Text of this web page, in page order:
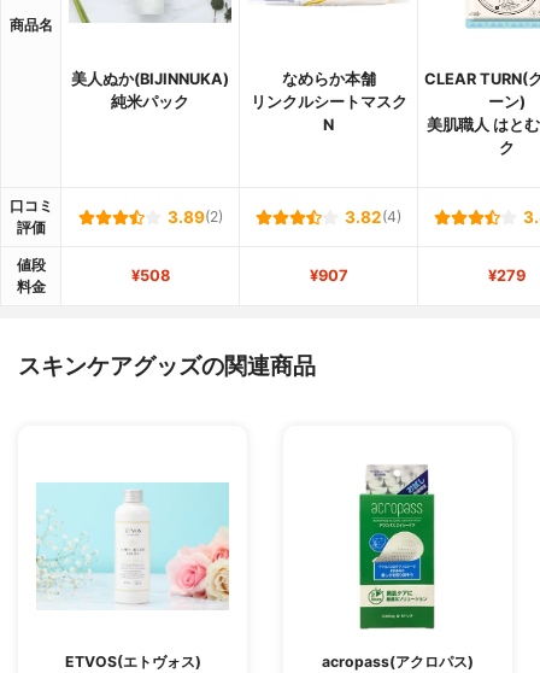
商品名
美人ぬか(BIJINNUKA)
純米パック
なめらか本舗
リンクルシートマスク
N
CLEAR TURN(
ーン)
美肌職人 はと
ク
口コミ
評価
3.89(2) 3.82(4)
値段
料金
¥508 ¥907 ¥279
スキンケアグッズの関連商品
ETVOS(エトヴォス)
acropass(アクロパス)